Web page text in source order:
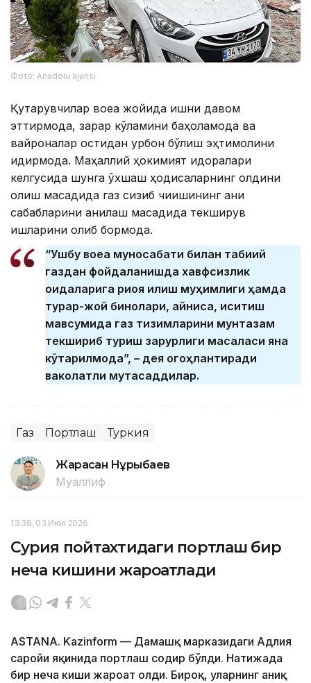
Фото: Anadolu ajansı
Қутқарувчилар воқеа жойида ишни давом
эттирмоқда, зарар кўламини баҳоламоқда ва
вайроналар остидан қурбон бўлиш эҳтимолини
қидирмоқда. Маҳаллий ҳокимият идоралари
келгусида шунга ўхшаш ҳодисаларнинг олдини
олиш мақсадида газ сизиб чиқишининг аниқ
сабабларини аниқлаш мақсадида текширув
ишларини олиб бормоқда.
“Ушбу воқеа муносабати билан табиий
газдан фойдаланишда хавфсизлик
қоидаларига риоя қилиш муҳимлиги ҳамда
турар-жой бинолари, айниқса, иситиш
мавсумида газ тизимларини мунтазам
текшириб туриш зарурлиги масаласи яна
кўтарилмоқда”, – дея огоҳлантиради
ваколатли мутасаддилар.
Газ Портлаш Туркия
Жарасқан Нұрыбаев
Муаллиф
13:38, 03 Июл 2026
Сурия пойтахтидаги портлаш бир
неча кишини жароҳатлади
ASTANA. Kazinform — Дамашқ марказидаги Адлия
саройи яқинида портлаш содир бўлди. Натижада
бир неча киши жароҳат олди. Бироқ, уларнинг аниқ